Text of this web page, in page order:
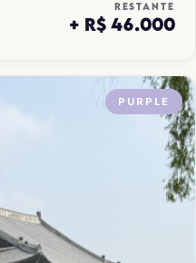
RESTANTE
+ R$ 46.000
PURPLE